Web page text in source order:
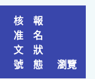
核
准
文
號
報
名
狀
態
瀏覽